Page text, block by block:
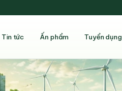
Tin tức Ấn phẩm Tuyển dụng